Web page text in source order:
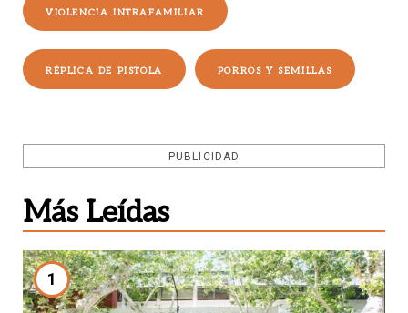
VIOLENCIA INTRAFAMILIAR
RÉPLICA DE PISTOLA PORROS Y SEMILLAS
PUBLICIDAD
Más Leídas
1